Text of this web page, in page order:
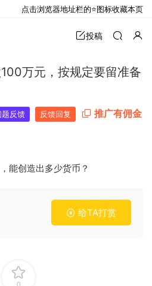
投稿
万元，按规定要留准备
题反馈 反馈回复 推广有佣金
能创造出多少货币？
给TA打赏
点击浏览器地址栏的⭐图标收藏本页